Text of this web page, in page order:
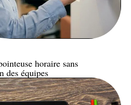
horaire sans
des équipes